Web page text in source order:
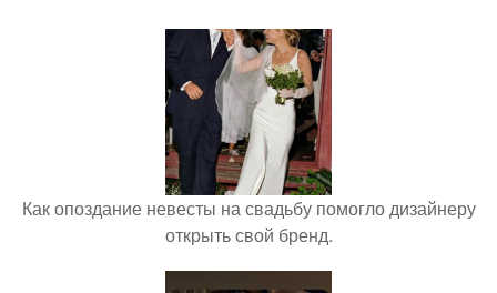
Как опоздание невесты на свадьбу помогло дизайнеру
открыть свой бренд.